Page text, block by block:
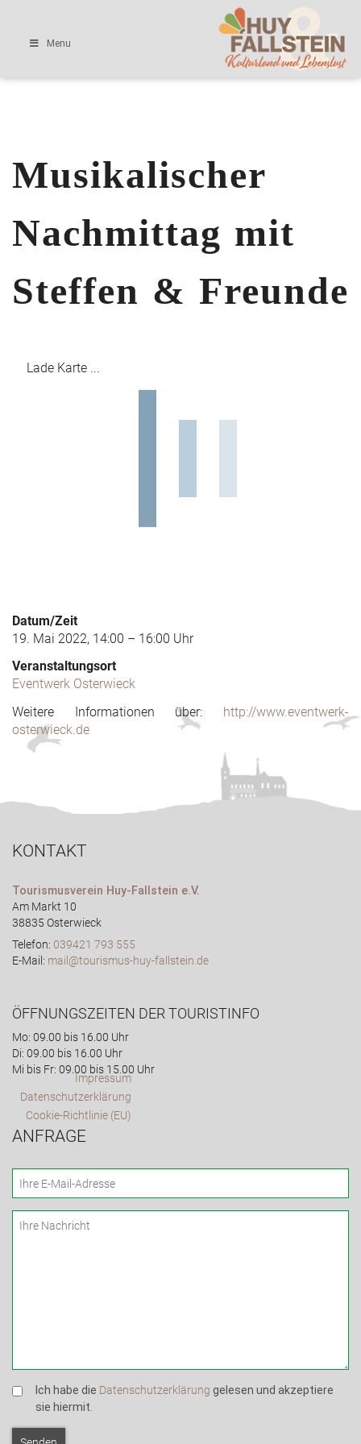
Menu
Musikalischer
Nachmittag mit
Steffen & Freunde
Lade Karte ...
Datum/Zeit
19. Mai 2022, 14:00 – 16:00 Uhr
Veranstaltungsort
Eventwerk Osterwieck
Weitere Informationen über:
http://www.eventwerk-
osterwieck.de
KONTAKT
Tourismusverein Huy-Fallstein e.V.
Am Markt 10
38835 Osterwieck
Telefon: 039421 793 555
E-Mail: mail@tourismus-huy-fallstein.de
ÖFFNUNGSZEITEN DER TOURISTINFO
Mo: 09.00 bis 16.00 Uhr
Di: 09.00 bis 16.00 Uhr
Mi bis Fr: 09.00 bis 15.00 Uhr
Impressum
Datenschutzerklärung
Cookie-Richtlinie (EU)
ANFRAGE
Ich habe die Datenschutzerklärung gelesen und akzeptiere
sie hiermit.